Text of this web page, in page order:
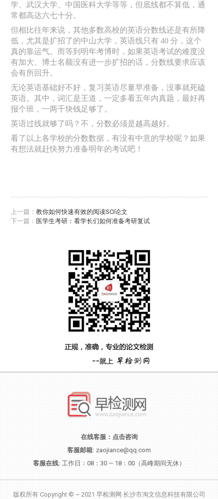
学、武汉大学、中国医科大学等等，但底线都不算低，通
常都高达六七十分。
但相比往年来说，其他多数高校的英语分数线还是有所降
低，尤其是扩招了的中山大学，英语线只有 40分，这个
真的靠运气。而等到明年考博时，如果英语考试的难度没
有加大、博士名额没有进一步扩招的话，分数线要求应该
会有所回升。
无论英语基础好不好，复习英语尽量早准备，没事就死磕
英语。其中，词汇是王道，一定多看五年内真题，最好再
报个班，一两千块钱足够了。
英语过线就够了吗？不，分数必须是越高越好。
看了以上各学校的分数数据，有没有中意的学校呢？如果
有想法就赶快努力准备明年的考试吧！
上一篇：教你如何快速有效的阅读SCI论文
下一篇： 医学生考研：看学长们如何准备考研复试
在线客服：点击咨询
客服邮箱:zaojiance@qq.com
客服在线:工作日：08：30 — 18：00（高峰期间无休）
版权所有 Copyright © ~ 2021 早检测网 长沙市淘文信息科技有限公司